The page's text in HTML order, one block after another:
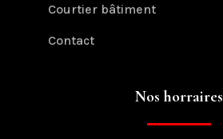
Courtier bâtiment
Contact
Nos horraires